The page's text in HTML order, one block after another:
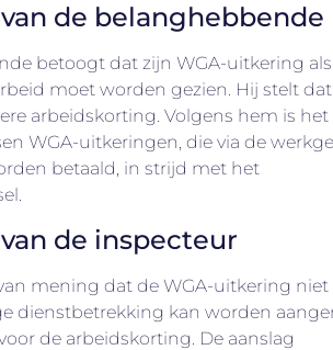
de belanghebbende
betoogt dat zijn WGA-uitkering
moet worden gezien. Hij stelt
arbeidskorting. Volgens hem is het
WGA-uitkeringen, die via de
betaald, in strijd met het
de inspecteur
mening dat de WGA-uitkering niet
dienstbetrekking kan worden
de arbeidskorting. De aanslag